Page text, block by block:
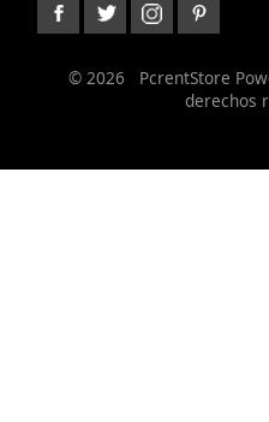
© 2026 PcrentStore
derechos